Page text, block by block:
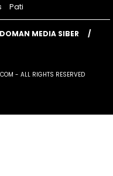
Pati
MEDIA SIBER
- ALL RIGHTS RESERVED